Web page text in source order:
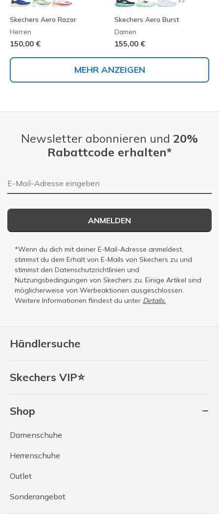
Skechers Aero Razor
Herren
150,00 €
Skechers Aero Burst
Damen
155,00 €
MEHR ANZEIGEN
Händlersuche
Skechers VIP⭐
Shop
Damenschuhe
Herrenschuhe
Outlet
Sonderangebot
Newsletter abonnieren und 20%
Rabattcode erhalten*
E-Mail-Adresse
ANMELDEN
*Wenn du dich mit deiner E-Mail-Adresse anmeldest,
stimmst du dem Erhalt von E-Mails von Skechers zu und
stimmst den Datenschutzrichtlinien und
Nutzungsbedingungen von Skechers zu. Einige Artikel sind
möglicherweise von Werbeaktionen ausgeschlossen.
Weitere Informationen fiindest du unter Details.